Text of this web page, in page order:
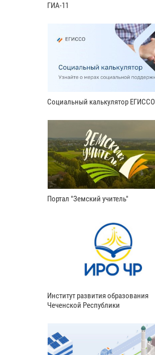
ГИА-11
Социальный калькулятор ЕГИССО
Портал "Земский учитель"
Институт развития образования
Чеченской Республики